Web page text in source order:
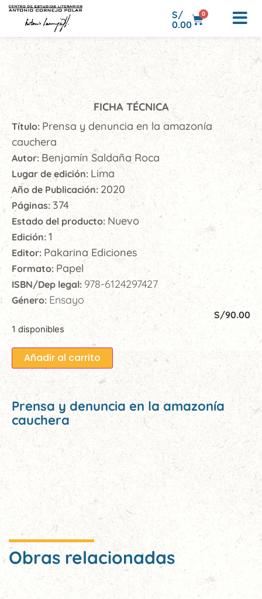
S/
0.00
0
FICHA TÉCNICA
Título: Prensa y denuncia en la amazonía
cauchera
Autor: Benjamín Saldaña Roca
Lugar de edición: Lima
Año de Publicación:2020
Páginas: 374
Estado del producto: Nuevo
Edición: 1
Editor: Pakarina Ediciones
Formato: Papel
ISBN/Dep legal: 978-6124297427
Género: Ensayo
S/90.00
1 disponibles
Añadir al carrito
Prensa y denuncia en la amazonía
cauchera
Obras relacionadas